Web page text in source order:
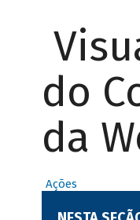
do
da
Ações